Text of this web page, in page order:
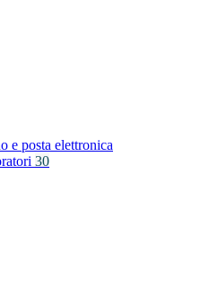
e posta elettronica
30